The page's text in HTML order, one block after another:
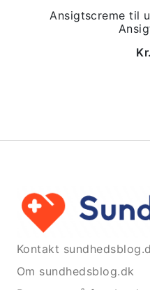
Ansigtscreme til
Kontakt
Om sundhedsblog.dk